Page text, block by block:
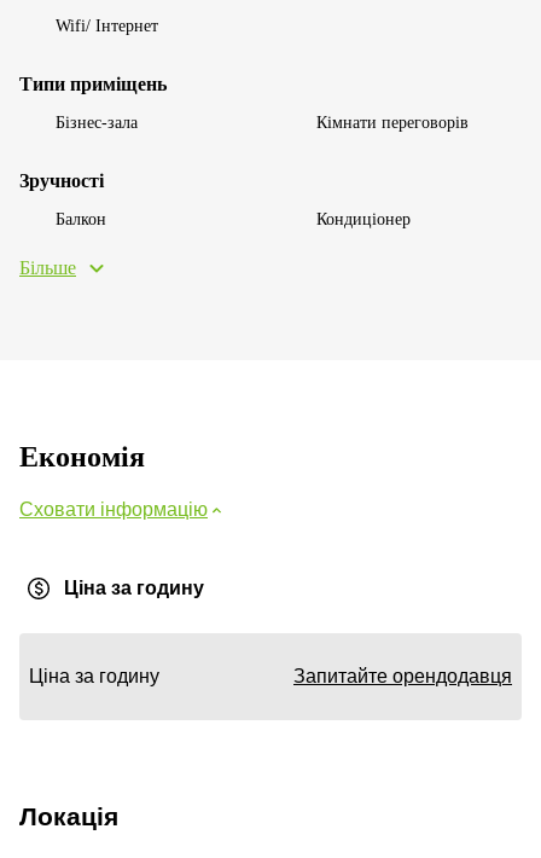
Wifi/ Інтернет
Типи приміщень
Бізнес-зала Кімнати переговорів
Зручності
Балкон Кондиціонер
Більше
Економія
Сховати інформацію
Ціна за годину
Ціна за годину Запитайте орендодавця
Локація